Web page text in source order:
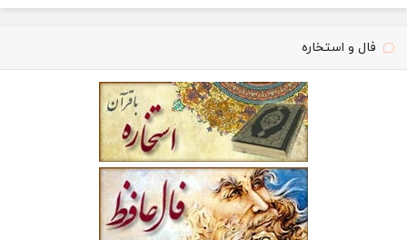
فال و استخاره